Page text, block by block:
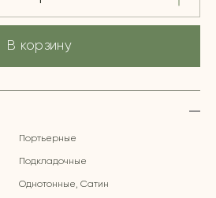
В корзину
Портьерные
Подкладочные
Однотонные, Сатин